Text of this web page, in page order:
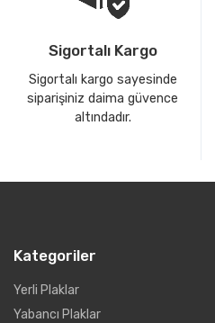
Sigortalı Kargo
Sigortalı kargo sayesinde
siparişiniz daima güvence
altındadır.
Kategoriler
Yerli Plaklar
Yabancı Plaklar